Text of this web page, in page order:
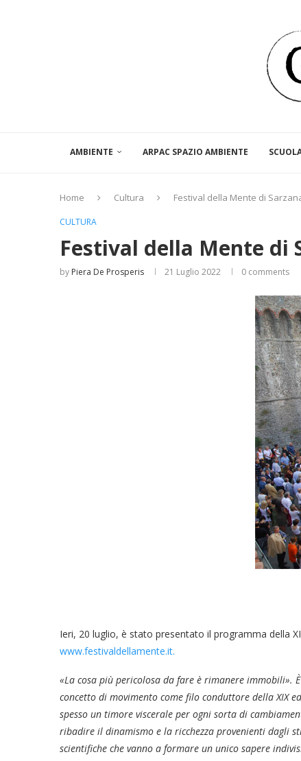
AMBIENTE ARPAC SPAZIO AMBIENTE
Home Cultura Festival della Mente di
CULTURA
Festival della Mente di
by Piera De Prosperis 21 Luglio 2022 0 comments
Ieri, 20 luglio, è stato presentato il programma della
www.festivaldellamente.it.
«La cosa più pericolosa da fare è rimanere immobili».
concetto di movimento come filo conduttore della XIX
spesso un timore viscerale per ogni sorta di
ribadire il dinamismo e la ricchezza provenienti dagli
scientifiche che vanno a formare un unico sapere